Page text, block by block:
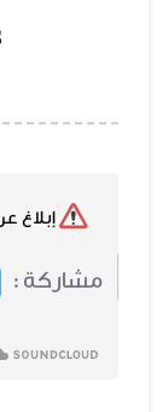
مشاركة :